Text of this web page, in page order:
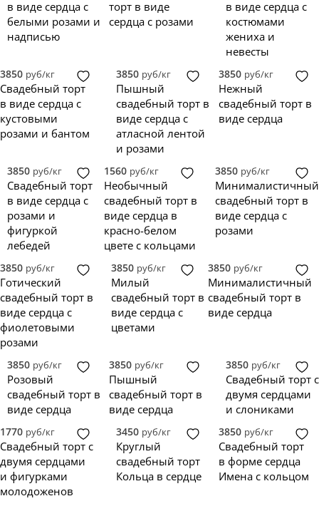
в виде сердца с
белыми розами и
надписью
торт в виде
сердца с розами
в виде сердца с
костюмами
жениха и
невесты
3850 руб/кг
Свадебный торт
в виде сердца с
кустовыми
розами и бантом
3850 руб/кг
Пышный
свадебный торт в
виде сердца с
атласной лентой
и розами
3850 руб/кг
Нежный
свадебный торт в
виде сердца
3850 руб/кг
Свадебный торт
в виде сердца с
розами и
фигуркой
лебедей
1560 руб/кг
Необычный
свадебный торт в
виде сердца в
красно-белом
цвете с кольцами
3850 руб/кг
Минималистичный
свадебный торт в
виде сердца с
розами
3850 руб/кг
Готический
свадебный торт в
виде сердца с
фиолетовыми
розами
3850 руб/кг
Милый
свадебный торт в
виде сердца с
цветами
3850 руб/кг
Минималистичный
свадебный торт в
виде сердца
3850 руб/кг
Розовый
свадебный торт в
виде сердца
3850 руб/кг
Пышный
свадебный торт в
виде сердца
3850 руб/кг
Свадебный торт с
двумя сердцами
и слониками
1770 руб/кг
Свадебный торт с
двумя сердцами
и фигурками
молодоженов
3450 руб/кг
Круглый
свадебный торт
Кольца в сердце
3850 руб/кг
Свадебный торт
в форме сердца
Имена с кольцом